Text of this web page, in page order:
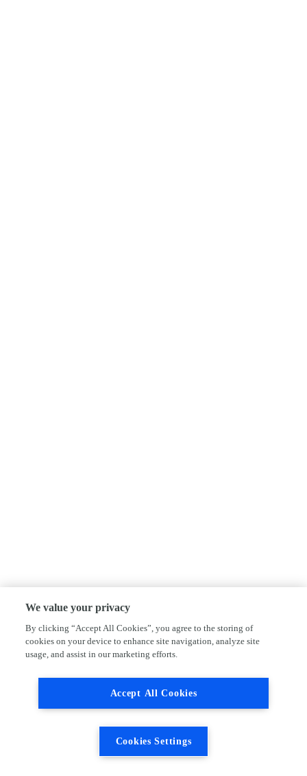
We value your privacy
By clicking “Accept All Cookies”, you agree to the storing of
cookies on your device to enhance site navigation, analyze site
usage, and assist in our marketing efforts.
Accept All Cookies
Cookies Settings